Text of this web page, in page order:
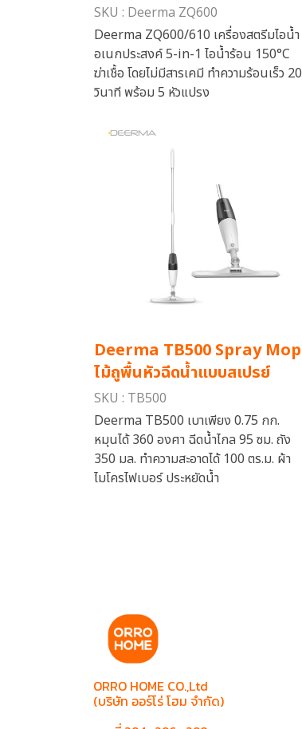
SKU : Deerma ZQ600
Deerma ZQ600/610 เครื่องสตรีมไอน้ำ
อเนกประสงค์ 5-in-1 ไอน้ำร้อน 150°C
ฆ่าเชื้อ โดยไม่มีสารเคมี ทำความร้อนเร็ว 20
วินาที พร้อม 5 หัวแปรง
Deerma TB500 Spray Mop
ไม้ถูพื้นหัวฉีดน้ำแบบสเปรย์
SKU : TB500
Deerma TB500 เบาเพียง 0.75 กก.
หมุนได้ 360 องศา ฉีดน้ำไกล 95 ซม. ถัง
350 มล. ทำความสะอาดได้ 100 ตร.ม. ผ้า
ไมโครไฟเบอร์ ประหยัดน้ำ
ORRO HOME CO.,Ltd
(บริษัท ออร์โร่ โฮม จำกัด)